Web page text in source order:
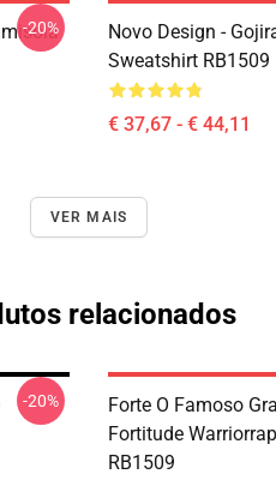
-20%
Novo Design -
Sweatshirt RB1509
€ 37,67 - € 44,11
VER MAIS
relacionados
-20%
Forte O Famoso
Fortitude
RB1509